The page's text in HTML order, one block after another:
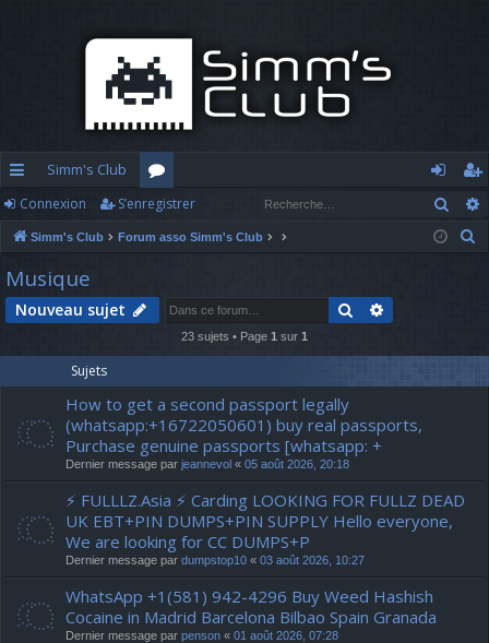
cc
ès
ra
pi
e
Simm's Club
or
u
o
n
n
’e
nr
r
Connexion S’enregistrer
Simm's Club Forum asso Simm's Club
r
Musique
Nouveau sujet Rechercher
23 sujets • Page 1 sur 1
Sujets
How to get a second passport legally
(whatsapp:+16722050601) buy real passports,
Purchase genuine passports [whatsapp: +
Dernier message par jeannevol « 05 août 2026, 20:18
⚡ FULLLZ.Asia ⚡ Carding LOOKING FOR FULLZ DEAD
UK EBT+PIN DUMPS+PIN SUPPLY Hello everyone,
We are looking for CC DUMPS+P
Dernier message par dumpstop10 « 03 août 2026, 10:27
WhatsApp +1(581) 942-4296 Buy Weed Hashish
Cocaine in Madrid Barcelona Bilbao Spain Granada
Dernier message par penson « 01 août 2026, 07:28